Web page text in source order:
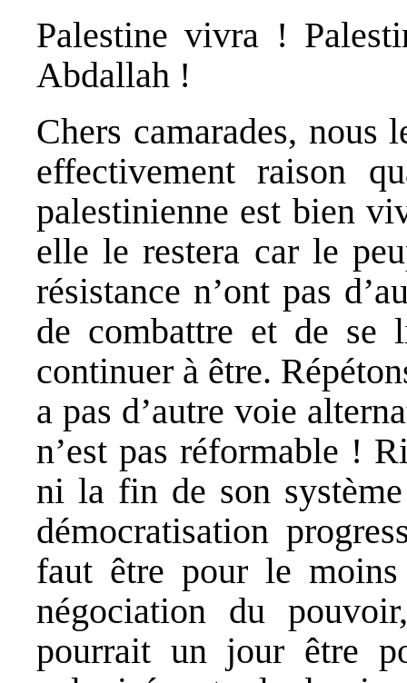
Palestine vivra !
Abdallah !
Chers camarades, nous
effectivement raison
palestinienne est bien
elle le restera car le
résistance n’ont pas
de combattre et de se
continuer à être.
a pas d’autre voie
n’est pas réformable !
ni la fin de son
démocratisation
faut être pour le
négociation du
pourrait un jour être